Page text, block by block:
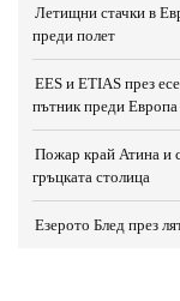
Летищни стачки в
преди полет
EES и ETIAS през
пътник преди Европа
Пожар край Атина и
гръцката столица
Езерото Блед през